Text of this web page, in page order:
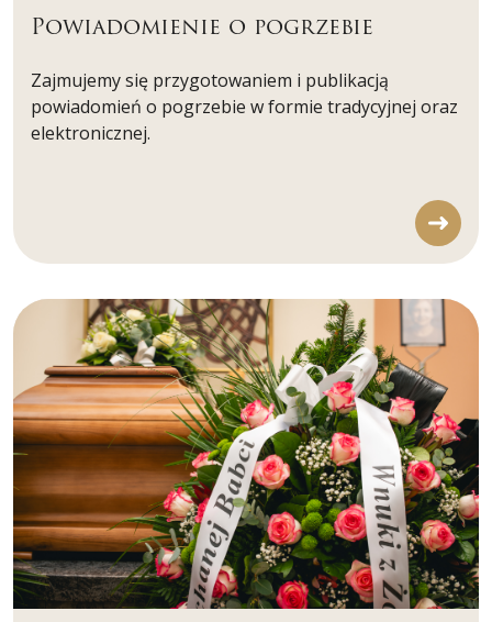
Powiadomienie o pogrzebie
Zajmujemy się przygotowaniem i publikacją
powiadomień o pogrzebie w formie tradycyjnej oraz
elektronicznej.